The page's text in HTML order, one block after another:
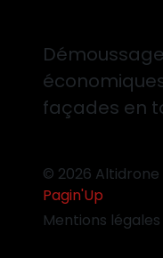
façades en
© 2026 Altidrone
Pagin'Up
Mentions légales